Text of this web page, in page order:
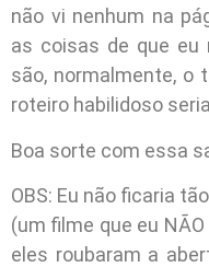
não vi nenhum na
as coisas de que eu
são, normalmente, o
roteiro habilidoso
Boa sorte com essa
OBS: Eu não ficaria
(um filme que eu
eles roubaram a